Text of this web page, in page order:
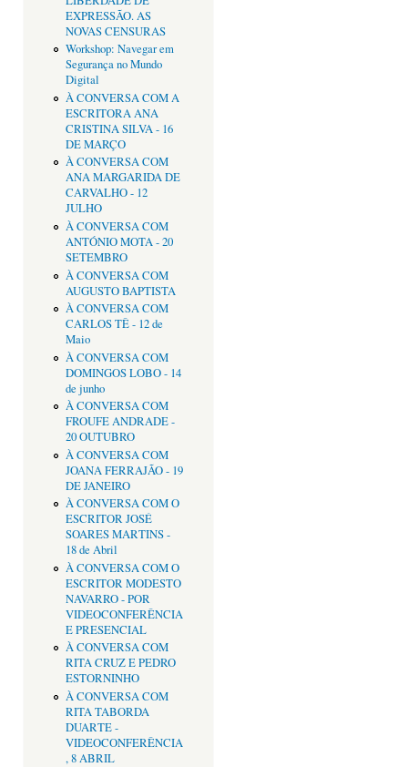
EXPRESSÃO. AS
NOVAS CENSURAS
Workshop: Navegar em
Segurança no Mundo
Digital
À CONVERSA COM A
ESCRITORA ANA
CRISTINA SILVA - 16
DE MARÇO
À CONVERSA COM
ANA MARGARIDA DE
CARVALHO - 12
JULHO
À CONVERSA COM
ANTÓNIO MOTA - 20
SETEMBRO
À CONVERSA COM
AUGUSTO BAPTISTA
À CONVERSA COM
CARLOS TÊ - 12 de
Maio
À CONVERSA COM
DOMINGOS LOBO - 14
de junho
À CONVERSA COM
FROUFE ANDRADE -
20 OUTUBRO
À CONVERSA COM
JOANA FERRAJÃO - 19
DE JANEIRO
À CONVERSA COM O
ESCRITOR JOSÉ
SOARES MARTINS -
18 de Abril
À CONVERSA COM O
ESCRITOR MODESTO
NAVARRO - POR
VIDEOCONFERÊNCIA
E PRESENCIAL
À CONVERSA COM
RITA CRUZ E PEDRO
ESTORNINHO
À CONVERSA COM
RITA TABORDA
DUARTE -
VIDEOCONFERÊNCIA
, 8 ABRIL